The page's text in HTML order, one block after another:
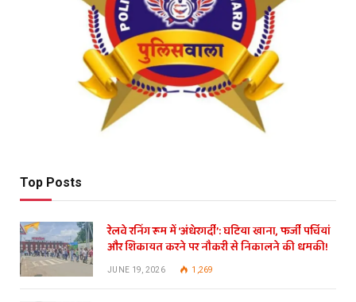
Top Posts
रेलवे रनिंग रूम में ‘अंधेरगर्दी’: घटिया खाना, फर्जी पर्चियां
और शिकायत करने पर नौकरी से निकालने की धमकी!
JUNE 19, 2026 1,269